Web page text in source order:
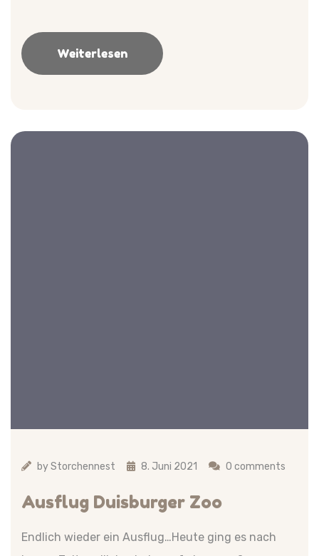
Weiterlesen
byStorchennest 8. Juni 2021 0 comments
Ausflug Duisburger Zoo
Endlich wieder ein Ausflug…Heute ging es nach